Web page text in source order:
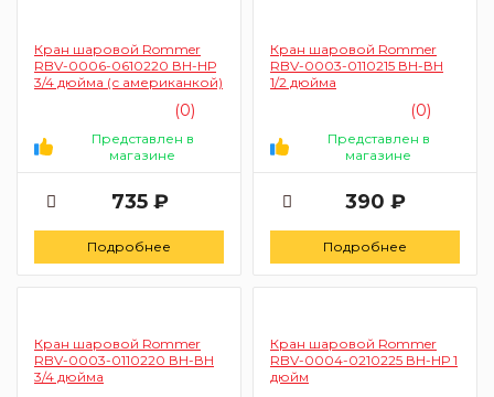
Кран шаровой Rommer
RBV-0006-0610220 ВН-НР
3/4 дюйма (с американкой)
(0)
Представлен в
магазине
735 ₽
Подробнее
Кран шаровой Rommer
RBV-0003-0110215 ВН-ВН
1/2 дюйма
(0)
Представлен в
магазине
390 ₽
Подробнее
Кран шаровой Rommer
RBV-0003-0110220 ВН-ВН
3/4 дюйма
Кран шаровой Rommer
RBV-0004-0210225 ВН-НР 1
дюйм